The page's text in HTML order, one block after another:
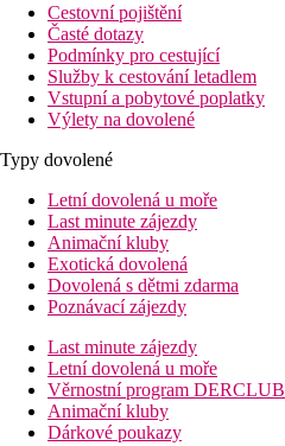
Cestovní pojištění
Časté dotazy
Podmínky pro cestující
Služby k cestování letadlem
Vstupní a pobytové poplatky
Výlety na dovolené
Typy dovolené
Letní dovolená u moře
Last minute zájezdy
Animační kluby
Exotická dovolená
Dovolená s dětmi zdarma
Poznávací zájezdy
Last minute zájezdy
Letní dovolená u moře
Věrnostní program DERCLUB
Animační kluby
Dárkové poukazy